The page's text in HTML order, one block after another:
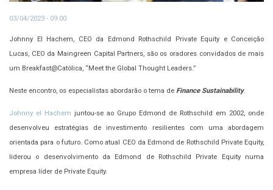
03/04/2023 - 09:00
Johnny El Hachem, CEO da Edmond Rothschild Private Equity e Conceição
Lucas, CEO da Maingreen Capital Partners, são os oradores convidados de mais
um Breakfast@Católica, “Meet the Global Thought Leaders.”
Neste encontro, os especialistas abordarão o tema de Finance Sustainability.
Johnny el Hachem juntou-se ao Grupo Edmond de Rothschild em 2002, onde
desenvolveu estratégias de investimento resilientes com uma abordagem
orientada para o futuro. Como atual CEO da Edmond de Rothschild Private Equity,
liderou o desenvolvimento da Edmond de Rothschild Private Equity numa
empresa líder de Private Equity.